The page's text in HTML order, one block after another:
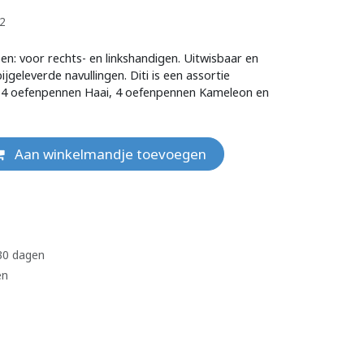
voor rechts- en linkshandigen. Uitwisbaar en
navullingen. Diti is een assortie
oefenpennen Haai, 4 oefenpennen Kameleon en
Aan winkelmandje toevoegen
dagen